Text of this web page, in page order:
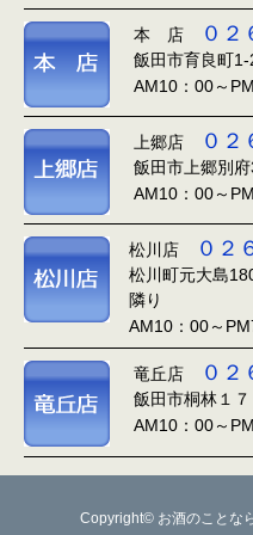
本 店 ０２
飯田市育良町
AM10：00～
上郷店 ０２
飯田市上郷別
AM10：00～
松川店 ０２
松川町元大島
隣り
AM10：00～
竜丘店 ０２
飯田市桐林１
AM10：00～
Copyright© お酒のことな